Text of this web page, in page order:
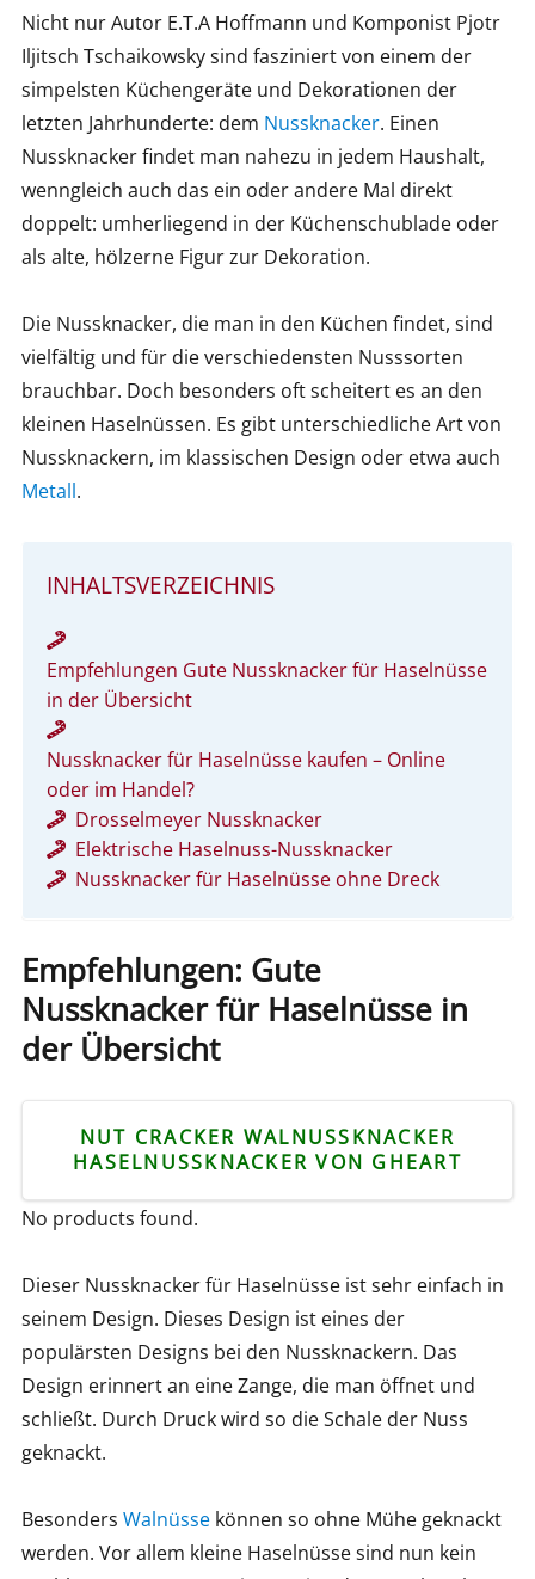
Nicht nur Autor E.T.A Hoffmann und Komponist Pjotr
Iljitsch Tschaikowsky sind fasziniert von einem der
simpelsten Küchengeräte und Dekorationen der
letzten Jahrhunderte: dem Nussknacker. Einen
Nussknacker findet man nahezu in jedem Haushalt,
wenngleich auch das ein oder andere Mal direkt
doppelt: umherliegend in der Küchenschublade oder
als alte, hölzerne Figur zur Dekoration.
Die Nussknacker, die man in den Küchen findet, sind
vielfältig und für die verschiedensten Nusssorten
brauchbar. Doch besonders oft scheitert es an den
kleinen Haselnüssen. Es gibt unterschiedliche Art von
Nussknackern, im klassischen Design oder etwa auch
Metall.
INHALTSVERZEICHNIS
Empfehlungen Gute Nussknacker für Haselnüsse
in der Übersicht
Nussknacker für Haselnüsse kaufen – Online
oder im Handel?
Drosselmeyer Nussknacker
Elektrische Haselnuss-Nussknacker
Nussknacker für Haselnüsse ohne Dreck
Empfehlungen: Gute
Nussknacker für Haselnüsse in
der Übersicht
NUT CRACKER WALNUSSKNACKER
HASELNUSSKNACKER VON GHEART
No products found.
Dieser Nussknacker für Haselnüsse ist sehr einfach in
seinem Design. Dieses Design ist eines der
populärsten Designs bei den Nussknackern. Das
Design erinnert an eine Zange, die man öffnet und
schließt. Durch Druck wird so die Schale der Nuss
geknackt.
Besonders Walnüssekönnen so ohne Mühe geknackt
werden. Vor allem kleine Haselnüsse sind nun kein